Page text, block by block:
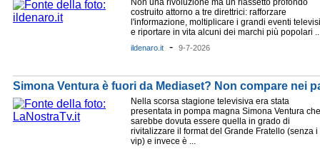
Non una rivoluzione ma un riassetto profondo
costruito attorno a tre direttrici: rafforzare
l'informazione, moltiplicare i grandi eventi
e riportare in vita alcuni dei marchi più popolari
ildenaro.it - 9-7-2026
Simona Ventura è fuori da Mediaset? Non compare nei
Nella scorsa stagione televisiva era stata
presentata in pompa magna Simona Ventura che
sarebbe dovuta essere quella in grado di
rivitalizzare il format del Grande Fratello (senza i
vip) e invece è ...